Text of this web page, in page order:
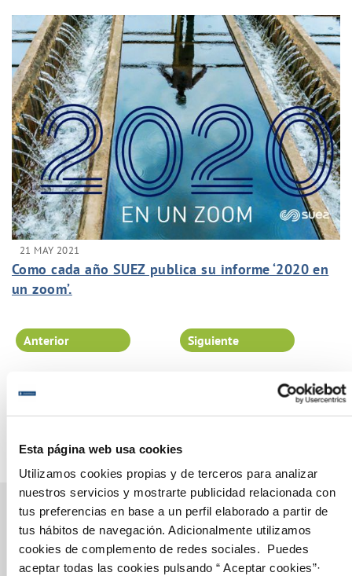
Esta página web usa cookies
Utilizamos cookies propias y de terceros para analizar
nuestros servicios y mostrarte publicidad relacionada con
tus preferencias en base a un perfil elaborado a partir de
tus hábitos de navegación. Adicionalmente utilizamos
cookies de complemento de redes sociales. Puedes
aceptar todas las cookies pulsando “ Aceptar cookies”·
21 MAY 2021
Como cada año SUEZ publica su informe ‘2020 en
un zoom’.
Página 48 de 102
Anterior Siguiente
Gestiones Online